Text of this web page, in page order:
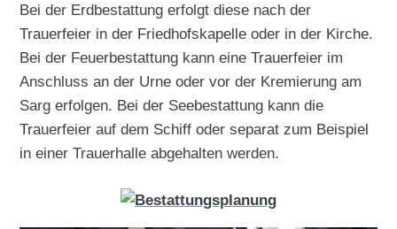
Bei der Erdbestattung erfolgt diese nach der
Trauerfeier in der Friedhofskapelle oder in der Kirche.
Bei der Feuerbestattung kann eine Trauerfeier im
Anschluss an der Urne oder vor der Kremierung am
Sarg erfolgen. Bei der Seebestattung kann die
Trauerfeier auf dem Schiff oder separat zum Beispiel
in einer Trauerhalle abgehalten werden.